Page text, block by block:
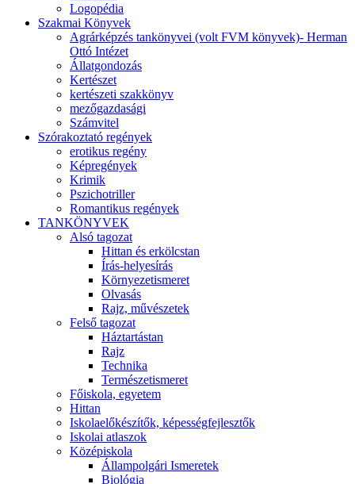
Logopédia
Szakmai Könyvek
Agrárképzés tankönyvei (volt FVM könyvek)- Herman
Ottó Intézet
Állatgondozás
Kertészet
kertészeti szakkönyv
mezőgazdasági
Számvitel
Szórakoztató regények
erotikus regény
Képregények
Krimik
Pszichotriller
Romantikus regények
TANKÖNYVEK
Alsó tagozat
Hittan és erkölcstan
Írás-helyesírás
Környezetismeret
Olvasás
Rajz, művészetek
Felső tagozat
Háztartástan
Rajz
Technika
Természetismeret
Főiskola, egyetem
Hittan
Iskolaelőkészítők, képességfejlesztők
Iskolai atlaszok
Középiskola
Állampolgári Ismeretek
Biológia